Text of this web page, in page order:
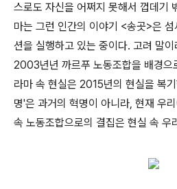
스로도 자신을 어쩌지 못해서 껍데기
마는 그런 인간의 이야기 <송곳>은 섬
션을 실행하고 있는 중이다. 고려 말
2003년년 까르푸 노동조합을 배경으
라마 속 현실은 2015년의 현실을 복
명'은 과거의 혁명이 아니라, 현재 우
속 노동조합으로의 결집은 현실 속 우